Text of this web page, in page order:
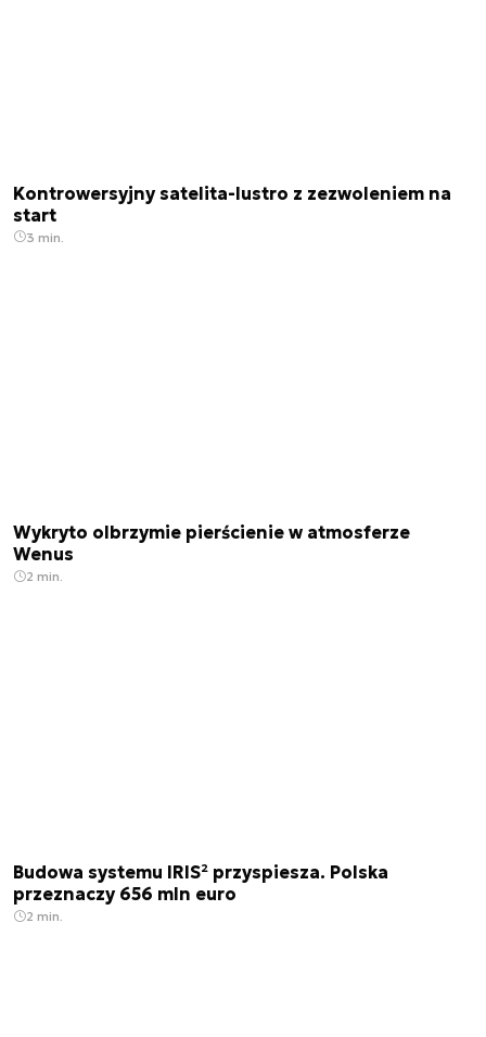
Kontrowersyjny satelita-lustro z zezwoleniem na
start
3 min.
Wykryto olbrzymie pierścienie w atmosferze
Wenus
2 min.
Budowa systemu IRIS² przyspiesza. Polska
przeznaczy 656 mln euro
2 min.